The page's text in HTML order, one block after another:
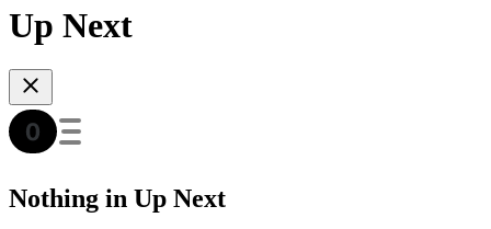
Up Next
Nothing in Up Next